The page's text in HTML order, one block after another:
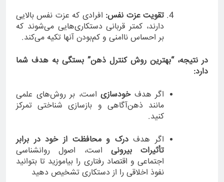
تقویت عزت نفس: افرادی که عزت نفس بالایی
دارند، کمتر قربانی دستکاری‌هایی می‌شوند که
بر احساس ناامنی و کم‌بودن آنها تکیه می‌کند.
در نتیجه، “بهترین روش کنترل ذهن” بستگی به هدف شما
دارد:
اگر هدفخودسازی است، بر روش‌های علمی
مانند ذهن‌آگاهی و بازسازی شناختی تمرکز
کنید.
اگر هدفدرک و محافظت از خود در برابر
تأثیرات بیرونی است، اصول روانشناسی
اجتماعی و اقتصاد رفتاری را بیاموزید تا بتوانید
نفوذ اخلاقی را از دستکاری تشخیص دهید